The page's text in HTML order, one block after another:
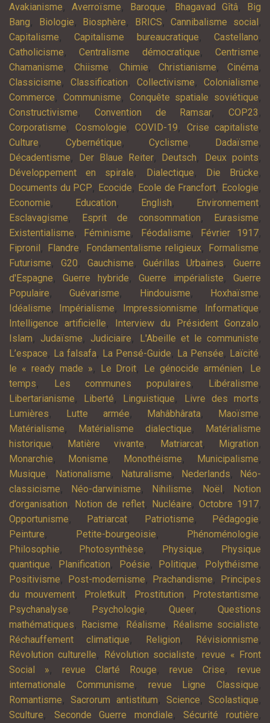
Avakianisme,Averroïsme, Baroque, Bhagavad Gîtâ,
Big
Bang, Biologie, Biosphère, BRICS,Cannibalisme social ,
Capitalisme,Capitalisme bureaucratique,Castellano,
Catholicisme,Centralisme démocratique,Centrisme,
Chamanisme, Chiisme, Chimie,Christianisme, Cinéma,
Classicisme, Classification, Collectivisme, Colonialisme,
Commerce, Communisme, Conquête spatiale soviétique,
Constructivisme, Convention de Ramsar, COP23 ,
Corporatisme, Cosmologie, COVID-19, Crise capitaliste,
Culture, Cybernétique, Cyclisme, Dadaïsme,
Décadentisme, Der Blaue Reiter, Deutsch, Deux points,
Développement en spirale, Dialectique, Die Brücke,
Documents du PCP, Ecocide, Ecole de Francfort, Ecologie,
Economie, Education, English, Environnement,
Esclavagisme, Esprit de consommation, Eurasisme,
Existentialisme, Féminisme, Féodalisme, Février 1917,
Fipronil , Flandre, Fondamentalisme religieux, Formalisme,
Futurisme, G20, Gauchisme,Guérillas Urbaines,Guerre
d'Espagne,Guerre hybride,Guerre impérialiste,Guerre
Populaire,Guévarisme, Hindouisme, Hoxhaïsme,
Idéalisme, Impérialisme, Impressionnisme, Informatique,
Intelligence artificielle, Interview du Président Gonzalo,
Islam, Judaïsme, Judiciaire, L'Abeille et le communiste,
L’espace, La falsafa, La Pensé-Guide, La Pensée, Laïcité,
le « ready made », Le Droit, Le génocide arménien,
Le
temps, Les communes populaires, Libéralisme,
Libertarianisme, Liberté, Linguistique, Livre des morts,
Lumières, Lutte armée, Mahâbhârata, Maoïsme,
Matérialisme, Matérialisme dialectique,
Matérialisme
historique, Matière vivante, Matriarcat, Migration,
Monarchie, Monisme, Monothéisme, Municipalisme,
Musique, Nationalisme, Naturalisme, Nederlands,
Néo-
classicisme, Néo-darwinisme, Nihilisme, Noël ,
Notion
d’organisation, Notion de reflet, Nucléaire, Octobre 1917,
Opportunisme, Patriarcat, Patriotisme, Pédagogie,
Peinture, Petite-bourgeoisie, Phénoménologie,
Philosophie, Photosynthèse, Physique,
Physique
quantique, Planification, Poésie, Politique, Polythéisme,
Positivisme, Post-modernisme, Prachandisme,
Principes
du mouvement, Proletkult, Prostitution, Protestantisme,
Psychanalyse, Psychologie, Queer,Questions
mathématiques, Racisme, Réalisme, Réalisme socialiste,
Réchauffement climatique, Religion, Révisionnisme,
Révolution culturelle, Révolution socialiste,revue « Front
Social », revue Clarté Rouge, revue Crise, revue
internationale Communisme, revue Ligne Classique,
Romantisme,Sacrorum antistitum, Science, Scolastique,
Sculture, Seconde Guerre mondiale,Sécurité routière,